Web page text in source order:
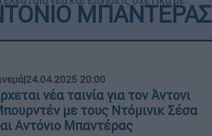
ΜΠΑΝΤΕΡΑΣ
|24.04.2025 20:00
νέα ταινία για τον Άντονι
με τους Ντόμινικ Σέσα
Αντόνιο Μπαντέρας